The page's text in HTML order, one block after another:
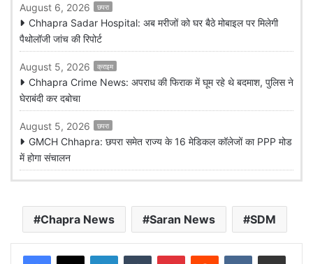
August 6, 2026 छपरा
Chhapra Sadar Hospital: अब मरीजों को घर बैठे मोबाइल पर मिलेगी
पैथोलॉजी जांच की रिपोर्ट
August 5, 2026 क्राइम
Chhapra Crime News: अपराध की फिराक में घूम रहे थे बदमाश, पुलिस ने
घेराबंदी कर दबोचा
August 5, 2026 छपरा
GMCH Chhapra: छपरा समेत राज्य के 16 मेडिकल कॉलेजों का PPP मोड
में होगा संचालन
Chapra News Saran News SDM
LinkedInTumblr PinterestReddit VKontakteShare via Email